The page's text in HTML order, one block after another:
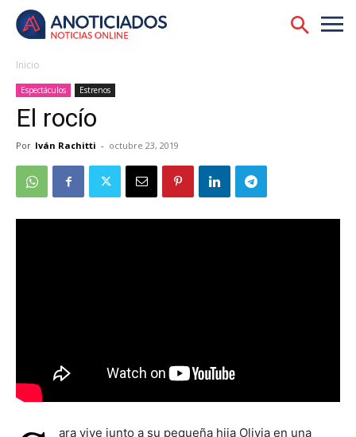
Inicio
Espectáculos Estrenos
El rocío
Por Iván Rachitti - octubre 23, 2019
ara vive junto a su pequeña hija Olivia en una